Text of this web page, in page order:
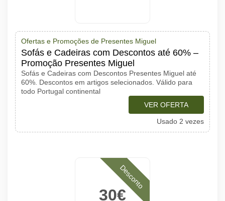
Ofertas e Promoções de Presentes Miguel
Sofás e Cadeiras com Descontos até 60% –
Promoção Presentes Miguel
Sofás e Cadeiras com Descontos Presentes Miguel até
60%. Descontos em artigos selecionados. Válido para
todo Portugal continental
VER OFERTA
Usado 2 vezes
30€
Desconto